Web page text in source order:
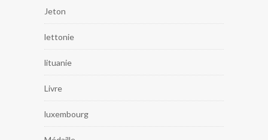
Jeton
lettonie
lituanie
Livre
luxembourg